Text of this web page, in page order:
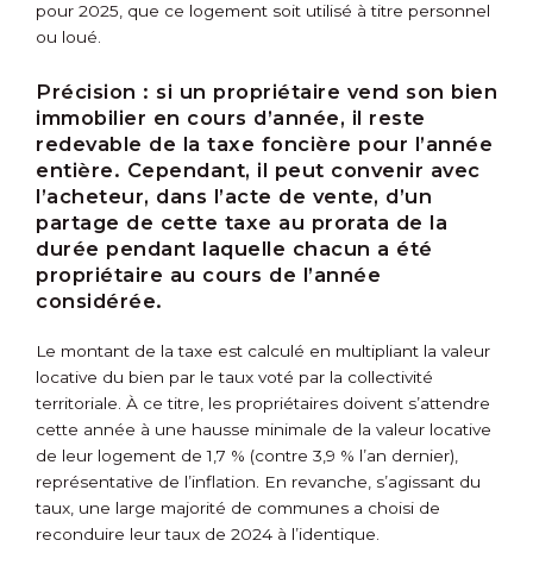
pour 2025, que ce logement soit utilisé à titre personnel
ou loué.
Précision : si un propriétaire vend son bien
immobilier en cours d’année, il reste
redevable de la taxe foncière pour l’année
entière. Cependant, il peut convenir avec
l’acheteur, dans l’acte de vente, d’un
partage de cette taxe au prorata de la
durée pendant laquelle chacun a été
propriétaire au cours de l’année
considérée.
Le montant de la taxe est calculé en multipliant la valeur
locative du bien par le taux voté par la collectivité
territoriale. À ce titre, les propriétaires doivent s’attendre
cette année à une hausse minimale de la valeur locative
de leur logement de 1,7 % (contre 3,9 % l’an dernier),
représentative de l’inflation. En revanche, s’agissant du
taux, une large majorité de communes a choisi de
reconduire leur taux de 2024 à l’identique.